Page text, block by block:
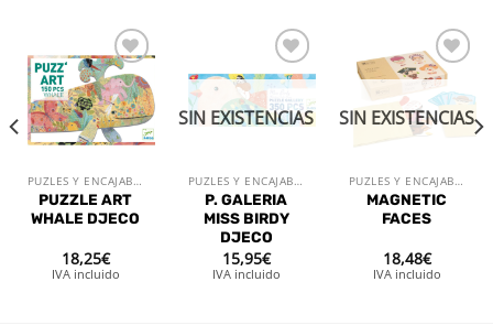
Añadir
a la
lista de
deseos
PUZLES Y ENCAJABLES
PUZZLE ART
WHALE DJECO
18,25€
IVA incluido
Añadir
a la
lista de
deseos
SIN EXISTENCIAS
PUZLES Y ENCAJABLES
P. GALERIA
MISS BIRDY
DJECO
15,95€
IVA incluido
Añadir
a la
lista de
deseos
SIN EXISTENCIAS
PUZLES Y ENCAJABLES
MAGNETIC
FACES
18,48€
IVA incluido